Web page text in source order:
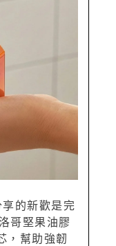
的新歡是完
哥堅果油膠
，幫助強韌